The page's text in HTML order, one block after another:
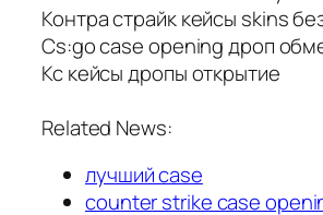
Контра страйк кейсы skins
Cs:go case opening дроп
Кс кейсы дропы открытие
Related News:
лучший case
counter strike case